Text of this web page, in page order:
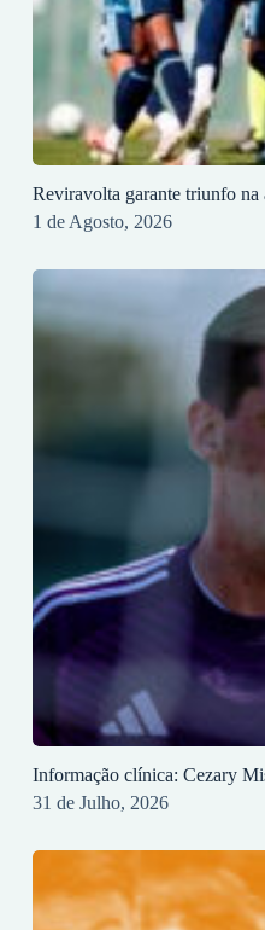
Reviravolta garante triunfo na
1 de Agosto, 2026
Informação clínica: Cezary
31 de Julho, 2026